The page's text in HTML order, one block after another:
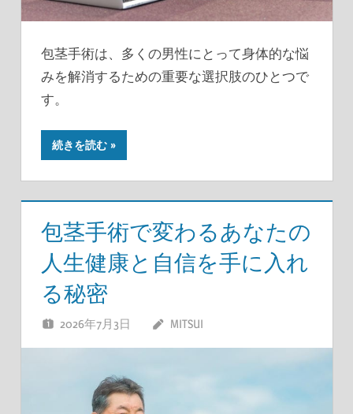
包茎手術は、多くの男性にとって身体的な悩
みを解消するための重要な選択肢のひとつで
す。
続きを読む
包茎手術で変わるあなたの
人生健康と自信を手に入れ
る秘密
2026年7月3日 MITSUI